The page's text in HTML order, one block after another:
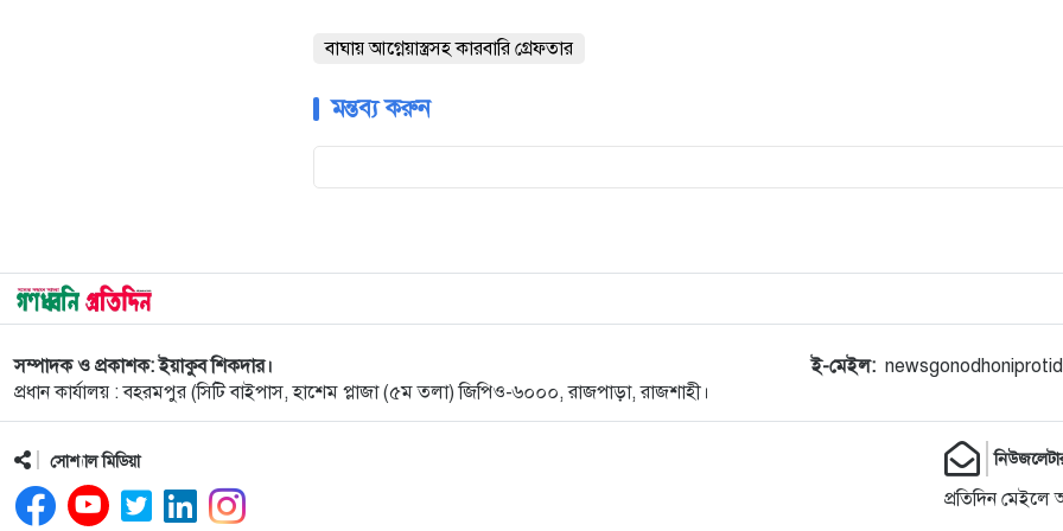
বাঘায় আগ্নেয়াস্ত্রসহ কারবারি গ্রেফতার
মন্তব্য করুন
সম্পাদক ও প্রকাশক: ইয়াকুব শিকদার।
প্রধান কার্যালয় : বহরমপুর (সিটি বাইপাস, হাশেম প্লাজা (৫ম তলা) জিপিও-৬০০০, রাজপাড়া, রাজশাহী।
ই-মেইল:
সোশ্যাল মিডিয়া
প্রতিদিন